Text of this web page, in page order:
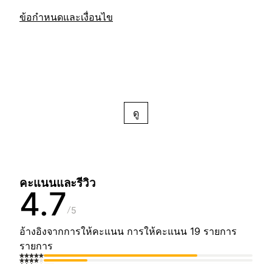
ข้อกำหนดและเงื่อนไข
ดู
คะแนนและรีวิว
4.7 5
อ้างอิงจากการให้คะแนน การให้คะแนน 19 รายการ
รายการ